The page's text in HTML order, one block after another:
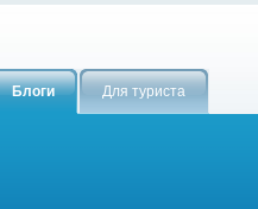
Блоги Для туриста